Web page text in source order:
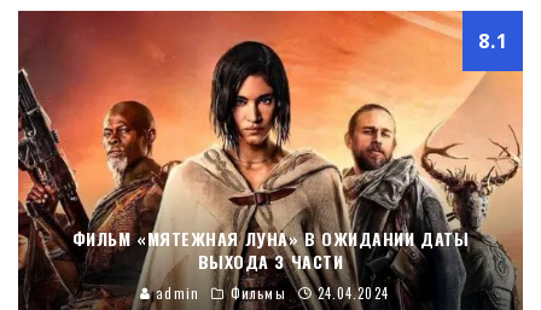
8.1
ФИЛЬМ «МЯТЕЖНАЯ ЛУНА» В ОЖИДАНИИ ДАТЫ
ВЫХОДА 3 ЧАСТИ
admin Фильмы 24.04.2024